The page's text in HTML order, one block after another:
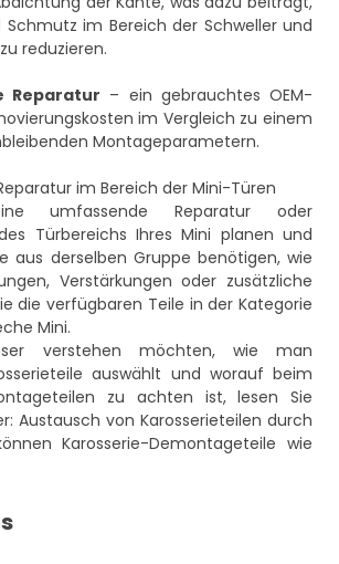
im Bereich der Schweller und
reduzieren.
Reparatur – ein gebrauchtes OEM-
im Vergleich zu einem
Montageparametern.
im Bereich der Mini-Türen
umfassende Reparatur oder
Türbereichs Ihres Mini planen und
aus derselben Gruppe benötigen, wie
Verstärkungen oder zusätzliche
die verfügbaren Teile in der Kategorie
Mini.
verstehen möchten, wie man
auswählt und worauf beim
zu achten ist, lesen Sie
Austausch von Karosserieteilen durch
Karosserie-Demontageteile wie